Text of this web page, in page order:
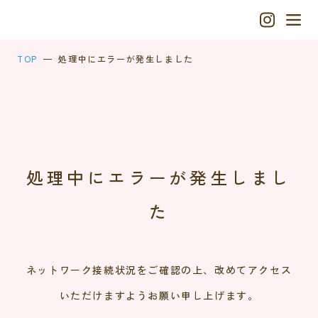
TOP 処理中にエラーが発生しました
処理中にエラーが発生しまし
た
ネットワーク接続状況をご確認の上、改めてアクセス
いただけますようお願い申し上げます。